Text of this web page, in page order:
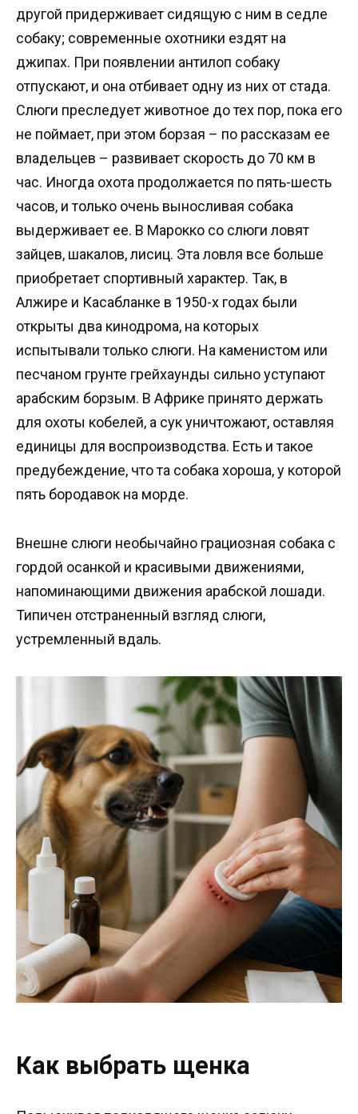
другой придерживает сидящую с ним в седле
собаку; современные охотники ездят на
джипах. При появлении антилоп собаку
отпускают, и она отбивает одну из них от стада.
Слюги преследует животное до тех пор, пока его
не поймает, при этом борзая – по рассказам ее
владельцев – развивает скорость до 70 км в
час. Иногда охота продолжается по пять-шесть
часов, и только очень выносливая собака
выдерживает ее. В Марокко со слюги ловят
зайцев, шакалов, лисиц. Эта ловля все больше
приобретает спортивный характер. Так, в
Алжире и Касабланке в 1950-х годах были
открыты два кинодрома, на которых
испытывали только слюги. На каменистом или
песчаном грунте грейхаунды сильно уступают
арабским борзым. В Африке принято держать
для охоты кобелей, а сук уничтожают, оставляя
единицы для воспроизводства. Есть и такое
предубеждение, что та собака хороша, у которой
пять бородавок на морде.
Внешне слюги необычайно грациозная собака с
гордой осанкой и красивыми движениями,
напоминающими движения арабской лошади.
Типичен отстраненный взгляд слюги,
устремленный вдаль.
Как выбрать щенка